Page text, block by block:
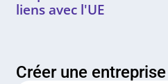
liens avec l'UE
Créer une